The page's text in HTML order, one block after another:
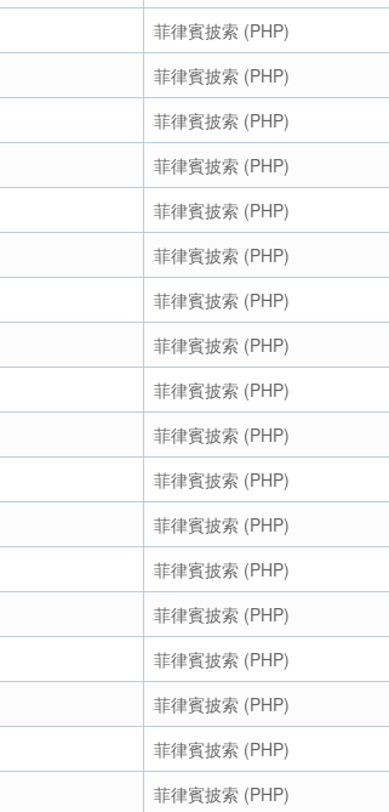
菲律賓披索 (PHP)
菲律賓披索 (PHP)
菲律賓披索 (PHP)
菲律賓披索 (PHP)
菲律賓披索 (PHP)
菲律賓披索 (PHP)
菲律賓披索 (PHP)
菲律賓披索 (PHP)
菲律賓披索 (PHP)
菲律賓披索 (PHP)
菲律賓披索 (PHP)
菲律賓披索 (PHP)
菲律賓披索 (PHP)
菲律賓披索 (PHP)
菲律賓披索 (PHP)
菲律賓披索 (PHP)
菲律賓披索 (PHP)
菲律賓披索 (PHP)